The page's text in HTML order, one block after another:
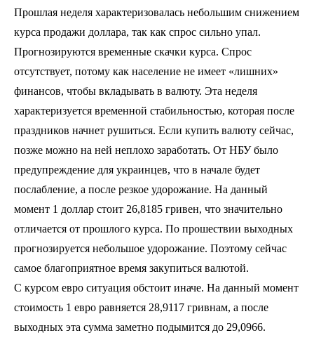
Прошлая неделя характеризовалась небольшим снижением
курса продажи доллара, так как спрос сильно упал.
Прогнозируются временные скачки курса. Спрос
отсутствует, потому как население не имеет «лишних»
финансов, чтобы вкладывать в валюту. Эта неделя
характеризуется временной стабильностью, которая после
праздников начнет рушиться. Если купить валюту сейчас,
позже можно на ней неплохо заработать. От НБУ было
предупреждение для украинцев, что в начале будет
послабление, а после резкое удорожание. На данный
момент 1 доллар стоит 26,8185 гривен, что значительно
отличается от прошлого курса. По прошествии выходных
прогнозируется небольшое удорожание. Поэтому сейчас
самое благоприятное время закупиться валютой.
С курсом евро ситуация обстоит иначе. На данный момент
стоимость 1 евро равняется 28,9117 гривнам, а после
выходных эта сумма заметно подымится до 29,0966.